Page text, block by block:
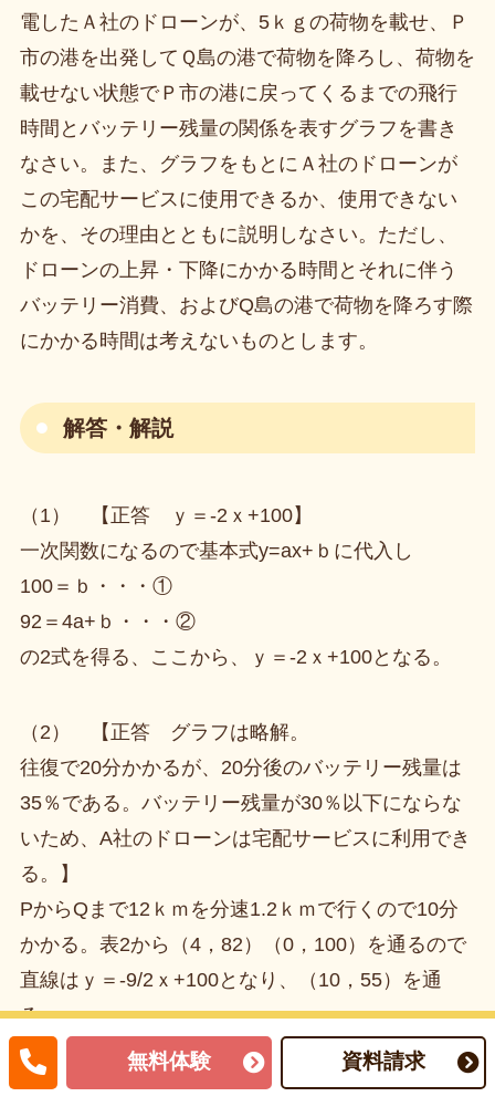
電したＡ社のドローンが、5ｋｇの荷物を載せ、Ｐ
市の港を出発してＱ島の港で荷物を降ろし、荷物を
載せない状態でＰ市の港に戻ってくるまでの飛行
時間とバッテリー残量の関係を表すグラフを書き
なさい。また、グラフをもとにＡ社のドローンが
この宅配サービスに使用できるか、使用できない
かを、その理由とともに説明しなさい。ただし、
ドローンの上昇・下降にかかる時間とそれに伴う
バッテリー消費、およびQ島の港で荷物を降ろす際
にかかる時間は考えないものとします。
解答・解説
（1） 【正答 ｙ＝-2ｘ+100】
一次関数になるので基本式y=ax+ｂに代入し
100＝ｂ・・・①
92＝4a+ｂ・・・②
の2式を得る、ここから、ｙ＝-2ｘ+100となる。
（2） 【正答 グラフは略解。
往復で20分かかるが、20分後のバッテリー残量は
35％である。バッテリー残量が30％以下にならな
いため、A社のドローンは宅配サービスに利用でき
る。】
PからQまで12ｋｍを分速1.2ｋｍで行くので10分
かかる。表2から（4，82）（0，100）を通るので
直線はｙ＝-9/2ｘ+100となり、（10，55）を通
る。
荷物を降ろした後は表1の直線なので（1）と同じ
傾きになるので（20，35）を通る。
無料体験 資料請求